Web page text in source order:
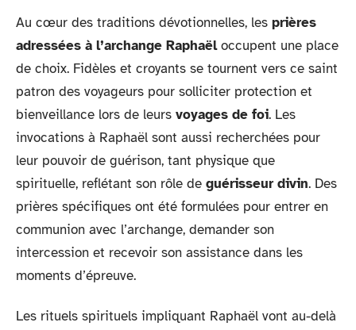
Au cœur des traditions dévotionnelles, les prières
adressées à l’archange Raphaëloccupent une place
de choix. Fidèles et croyants se tournent vers ce saint
patron des voyageurs pour solliciter protection et
bienveillance lors de leurs voyages de foi. Les
invocations à Raphaël sont aussi recherchées pour
leur pouvoir de guérison, tant physique que
spirituelle, reflétant son rôle de guérisseur divin. Des
prières spécifiques ont été formulées pour entrer en
communion avec l’archange, demander son
intercession et recevoir son assistance dans les
moments d’épreuve.
Les rituels spirituels impliquant Raphaël vont au-delà